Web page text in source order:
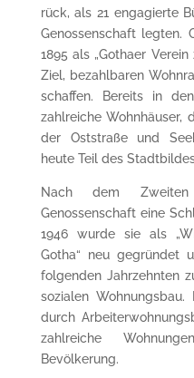
rück, als 21 engagierte
Genossenschaft legten.
1895 als „Gothaer
Ziel, bezahlbaren
schaffen. Bereits in
zahlreiche Wohnhäuser,
der Oststraße und
heute Teil des
Nach dem
Genossenschaft eine
1946 wurde sie als
Gotha“ neu gegründet
folgenden Jahrzehnten
sozialen
durch
zahlreiche
Bevölkerung.